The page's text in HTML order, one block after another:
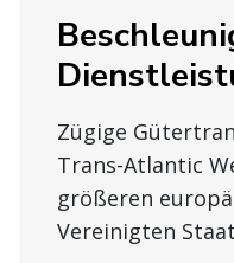
Zügige
Trans-Atlantic
größeren
Vereinigten